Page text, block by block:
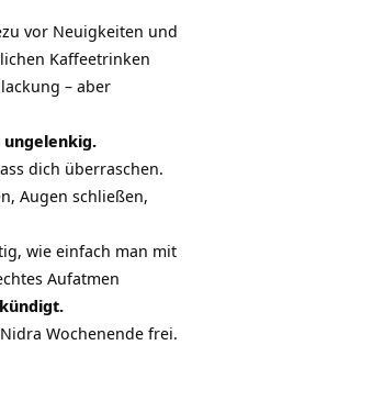
vor Neuigkeiten und
Kaffeetrinken
– aber
ungelenkig.
dich überraschen.
Augen schließen,
wie einfach man mit
Aufatmen
Wochenende frei.